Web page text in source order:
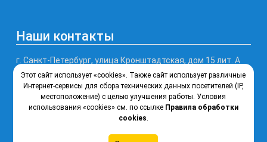
Наши контакты
г. Санкт-Петербург, улица Кронштадтская, дом 15 лит. А
Телефон, факс: (812) 246-77-99
Почта: ksipt@obr.gov.spb.ru
Этот сайт использует «cookies». Также сайт использует различные
Интернет-сервисы для сбора технических данных посетителей (IP,
местоположение) с целью улучшения работы. Условия
использования «cookies» см. по ссылке Правила обработки
cookies.